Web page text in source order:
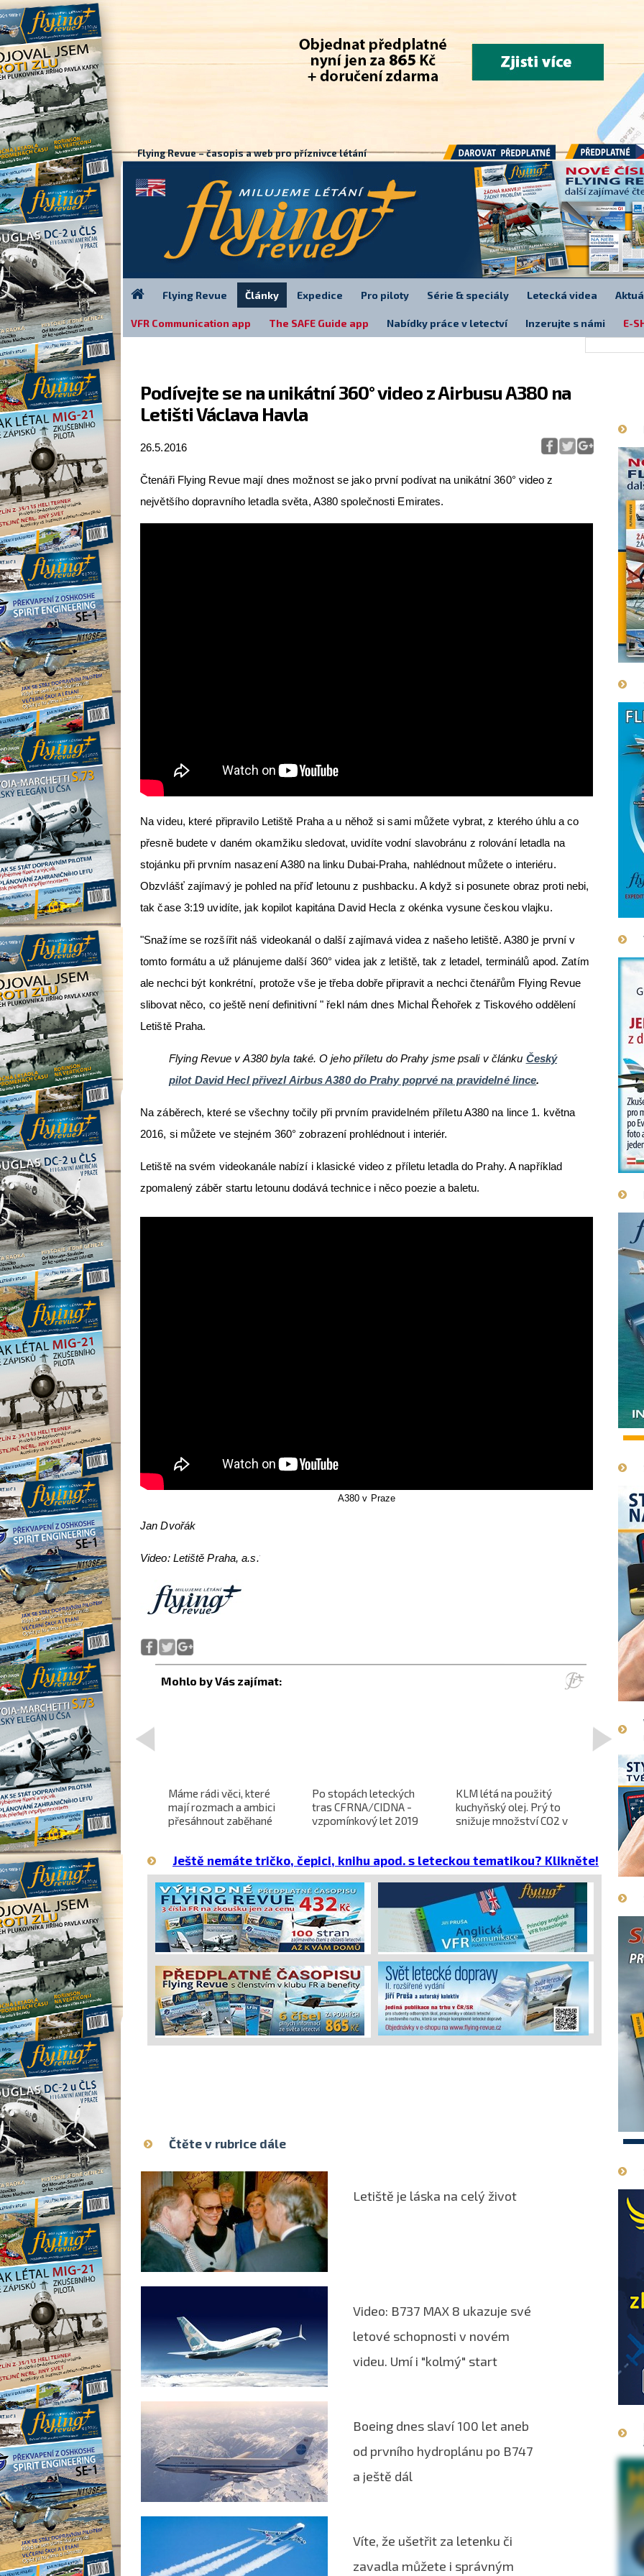
Podívejte se na unikátní 360° video z Airbusu A380 na
Letišti Václava Havla
26.5.2016
Čtenáři Flying Revue mají dnes možnost se jako první podívat na unikátní 360° video z
největšího dopravního letadla světa, A380 společnosti Emirates.
Na videu, které připravilo Letiště Praha a u něhož si sami můžete vybrat, z kterého úhlu a co
přesně budete v daném okamžiku sledovat, uvidíte vodní slavobránu z rolování letadla na
stojánku při prvním nasazení A380 na linku Dubai-Praha, nahlédnout můžete o interiéru.
Obzvlášť zajímavý je pohled na příď letounu z pushbacku. A když si posunete obraz proti nebi,
tak čase 3:19 uvidíte, jak kopilot kapitána David Hecla z okénka vysune českou vlajku.
"Snažíme se rozšířit náš videokanál o další zajímavá videa z našeho letiště. A380 je první v
tomto formátu a už plánujeme další 360° videa jak z letiště, tak z letadel, terminálů apod. Zatím
ale nechci být konkrétní, protože vše je třeba dobře připravit a nechci čtenářům Flying Revue
slibovat něco, co ještě není definitivní " řekl nám dnes Michal Řehořek z Tiskového oddělení
Letiště Praha.
Flying Revue v A380 byla také. O jeho příletu do Prahy jsme psali v článku Český
pilot David Hecl přivezl Airbus A380 do Prahy poprvé na pravidelné lince.
Na záběrech, které se všechny točily při prvním pravidelném příletu A380 na lince 1. května
2016, si můžete ve stejném 360° zobrazení prohlédnout i interiér.
Letiště na svém videokanále nabízí i klasické video z příletu letadla do Prahy. A například
zpomalený záběr startu letounu dodává technice i něco poezie a baletu.
A380 v Praze
Jan Dvořák
Video: Letiště Praha, a.s.
Projekt nadzvukového
letounu X-59 QueSST
směřuje k prvnímu letu
Máme rádi věci, které
mají rozmach a ambici
přesáhnout zaběhané
Po stopách leteckých
tras CFRNA/CIDNA -
vzpomínkový let 2019
KLM létá na použitý
kuchyňský olej. Prý to
snižuje množství CO2 v
L-610
projekt
cena
>
Ještě nemáte tričko, čepici, knihu apod. s leteckou tematikou? Klikněte!
Čtěte v rubrice dále
Letiště je láska na celý život
Video: B737 MAX 8 ukazuje své
letové schopnosti v novém
videu. Umí i "kolmý" start
Boeing dnes slaví 100 let aneb
od prvního hydroplánu po B747
a ještě dál
Víte, že ušetřit za letenku či
zavadla můžete i správným
1
1
Flying Revue – časopis a web pro příznivce létání
Darovat předplatné Předplatné
Flying Revue Články Expedice Pro piloty Série & speciály Letecká videa
VFR Communication app The SAFE Guide app Nabídky práce v letectví Inzerujte s námi E-